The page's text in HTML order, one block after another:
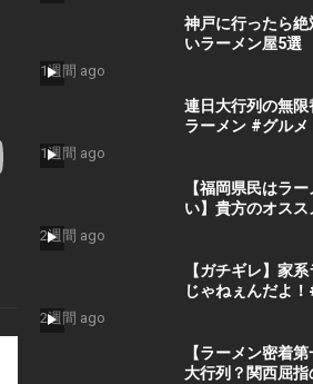
神戸に行ったら
いラーメン屋5選
1週間 ago
連日大行列の無
ラーメン #グルメ
1週間 ago
【福岡県民はラ
い】貴方のオスス
2週間 ago
【ガチギレ】家
じゃねぇんだよ
#醤油ラーメン
2週間 ago
【ラーメン密着
大行列？関西屈指